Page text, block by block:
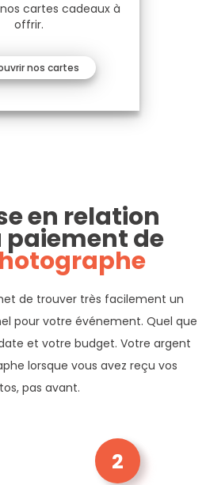
cartes cadeaux à
offrir.
nos cartes
en relation
de
de trouver très facilement un
pour votre événement. Quel que
et votre budget. Votre argent
lorsque vous avez reçu vos
pas avant.
2